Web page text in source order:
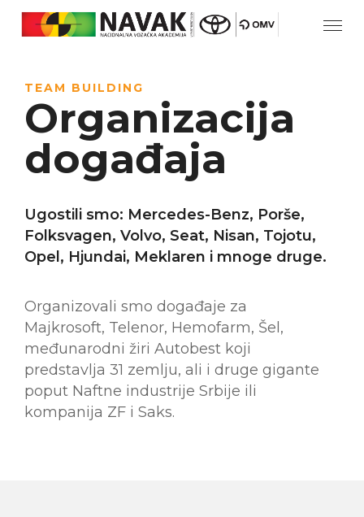
TEAM BUILDING
Organizacija
događaja
Ugostili smo: Mercedes-Benz, Porše,
Folksvagen, Volvo, Seat, Nisan, Tojotu,
Opel, Hjundai, Meklaren i mnoge druge.
Organizovali smo događaje za
Majkrosoft, Telenor, Hemofarm, Šel,
međunarodni žiri Autobest koji
predstavlja 31 zemlju, ali i druge gigante
poput Naftne industrije Srbije ili
kompanija ZF i Saks.